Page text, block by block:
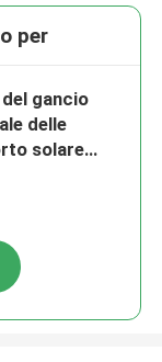
per
gancio
delle
solare